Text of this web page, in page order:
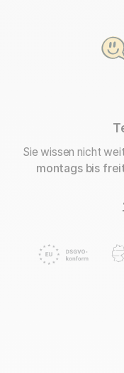
Sie wissen nicht
montags bis